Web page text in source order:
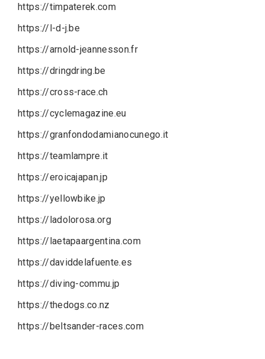
https://timpaterek.com
https://l-d-j.be
https://arnold-jeannesson.fr
https://dringdring.be
https://cross-race.ch
https://cyclemagazine.eu
https://granfondodamianocunego.it
https://teamlampre.it
https://eroicajapan.jp
https://yellowbike.jp
https://ladolorosa.org
https://laetapaargentina.com
https://daviddelafuente.es
https://diving-commu.jp
https://thedogs.co.nz
https://beltsander-races.com